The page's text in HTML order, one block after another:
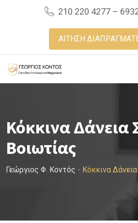
210 220 4277 –
ΑΙΤΗΣΗ
Κόκκινα Δάνεια
Βοιωτίας
Γεώργιος Φ. Κοντός - Κόκκινα